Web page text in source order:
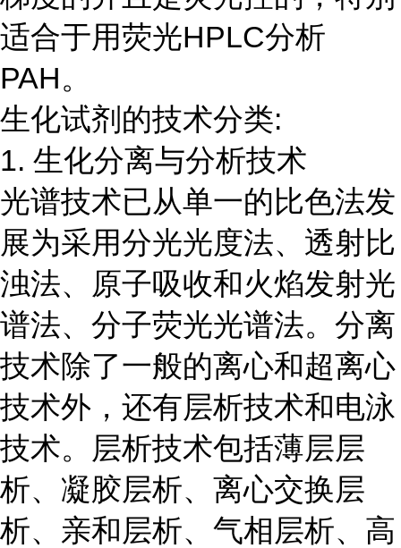
适合于用荧光HPLC分析
PAH。
生化试剂的技术分类:
1. 生化分离与分析技术
光谱技术已从单一的比色法发
展为采用分光光度法、透射比
浊法、原子吸收和火焰发射光
谱法、分子荧光光谱法。分离
技术除了一般的离心和超离心
技术外，还有层析技术和电泳
技术。层析技术包括薄层层
析、凝胶层析、离心交换层
析、亲和层析、气相层析、高